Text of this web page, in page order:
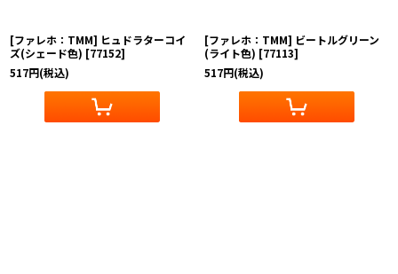
[ファレホ：TMM] ヒュドラターコイ
ズ(シェード色) [77152]
517円(税込)
[ファレホ：TMM] ビートルグリーン
(ライト色) [77113]
517円(税込)